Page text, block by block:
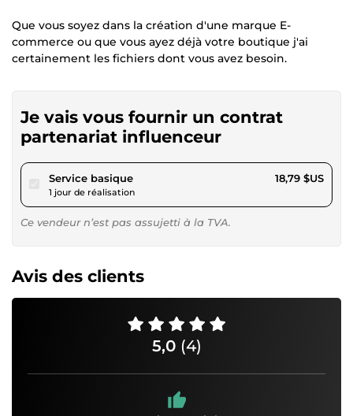
Que vous soyez dans la création d'une marque E-
commerce ou que vous ayez déjà votre boutique j'ai
certainement les fichiers dont vous avez besoin.
Je vais vous fournir un contrat
partenariat influenceur
Service basiquepour 17,32 $US
1 jour de réalisation
18,79 $US
Ce vendeur n’est pas assujetti à la TVA.
Avis des clients
5,0 (4)